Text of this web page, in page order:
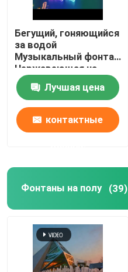
Бегущий, гоняющийся
за водой
Музыкальный фонтан
Нержавеющая на
открытом воздухе
Лучшая цена
контактные
Фонтаны на полу (39)